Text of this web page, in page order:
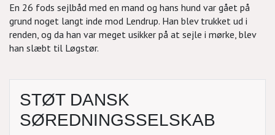
En 26 fods sejlbåd med en mand og hans hund var gået på
grund noget langt inde mod Lendrup. Han blev trukket ud i
renden, og da han var meget usikker på at sejle i mørke, blev
han slæbt til Løgstør.
STØT DANSK
SØREDNINGSSELSKAB